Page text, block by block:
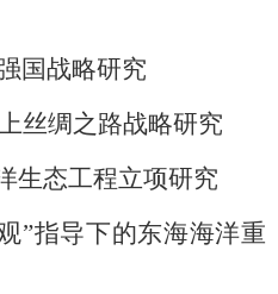
国战略研究
丝绸之路战略研究
生态工程立项研究
”指导下的东海海洋重